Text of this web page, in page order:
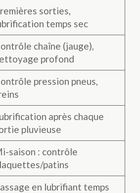
sorties,
temps sec
chaîne (jauge),
profond
pression pneus,
après chaque
pluvieuse
saison : contrôle
patins
en lubrifiant temps